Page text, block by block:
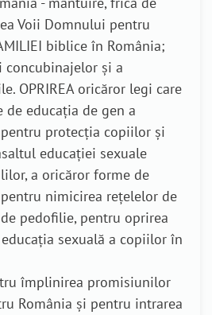
Voii Domnului pentru
biblice în România;
concubinajelor și a
OPRIREA oricăror legi care
de educația de gen a
protecția copiilor și
educației sexuale
a oricăror forme de
nimicirea rețelelor de
pedofilie, pentru oprirea
sexuală a copiilor în
împlinirea promisiunilor
România și pentru intrarea